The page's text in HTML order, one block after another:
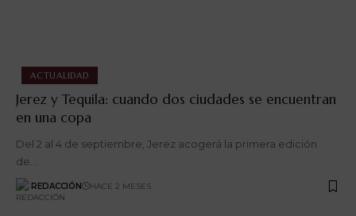
ACTUALIDAD
Jerez y Tequila: cuando dos ciudades se encuentran
en una copa
Del 2 al 4 de septiembre, Jerez acogerá la primera edición
de…
REDACCIÓN HACE 2 MESES